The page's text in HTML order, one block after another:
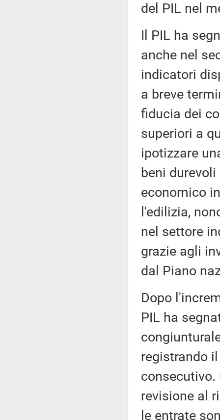
del PIL nel
Il PIL ha
anche nel
indicatori
a breve
fiducia dei
superiori a
ipotizzare
beni
economico
l'edilizia,
nel settore
grazie agli
dal Piano
Dopo
PIL ha
registrando
consecutivo.
revisione al
le entrate